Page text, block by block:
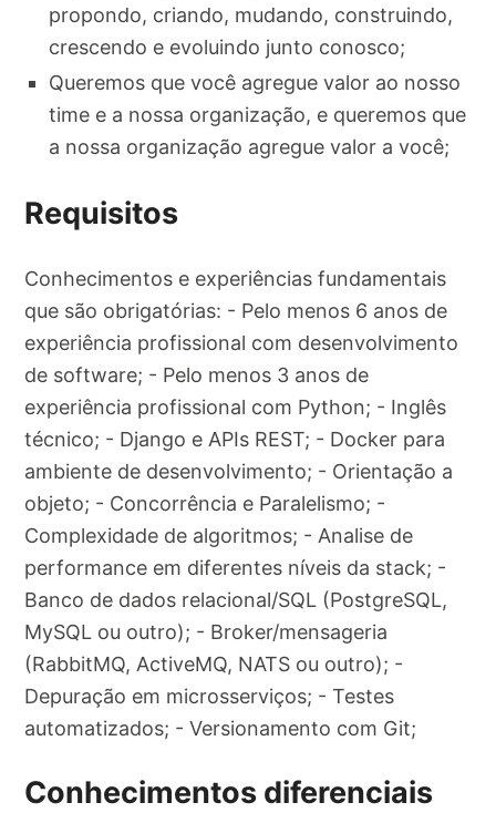
propondo, criando, mudando, construindo,
crescendo e evoluindo junto conosco;
Queremos que você agregue valor ao nosso
time e a nossa organização, e queremos que
a nossa organização agregue valor a você;
Requisitos
Conhecimentos e experiências fundamentais
que são obrigatórias: - Pelo menos 6 anos de
experiência profissional com desenvolvimento
de software; - Pelo menos 3 anos de
experiência profissional com Python; - Inglês
técnico; - Django e APIs REST; - Docker para
ambiente de desenvolvimento; - Orientação a
objeto; - Concorrência e Paralelismo; -
Complexidade de algoritmos; - Analise de
performance em diferentes níveis da stack; -
Banco de dados relacional/SQL (PostgreSQL,
MySQL ou outro); - Broker/mensageria
(RabbitMQ, ActiveMQ, NATS ou outro); -
Depuração em microsserviços; - Testes
automatizados; - Versionamento com Git;
Conhecimentos diferenciais